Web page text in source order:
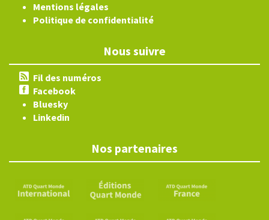
Mentions légales
Politique de confidentialité
Nous suivre
Fil des numéros
Facebook
Bluesky
Linkedin
Nos partenaires